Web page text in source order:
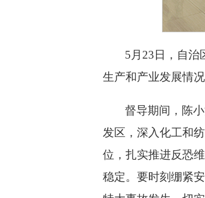
5月23日，自治
生产和产业发展情
督导期间，陈
发区，深入化工和
位，扎实推进反恐
稳定。要时刻绷紧